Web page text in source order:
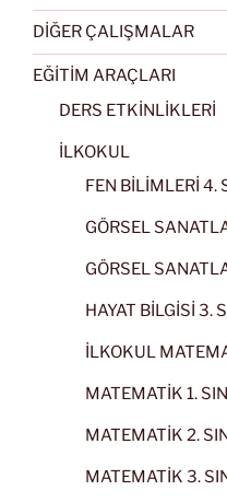
DİĞER ÇALIŞMALAR
EĞİTİM ARAÇLARI
DERS ETKİNLİKLERİ
İLKOKUL
FEN BİLİMLERİ 4.
GÖRSEL
GÖRSEL
HAYAT BİLGİSİ 3.
İLKOKUL
MATEMATİK 1.
MATEMATİK 2.
MATEMATİK 3.